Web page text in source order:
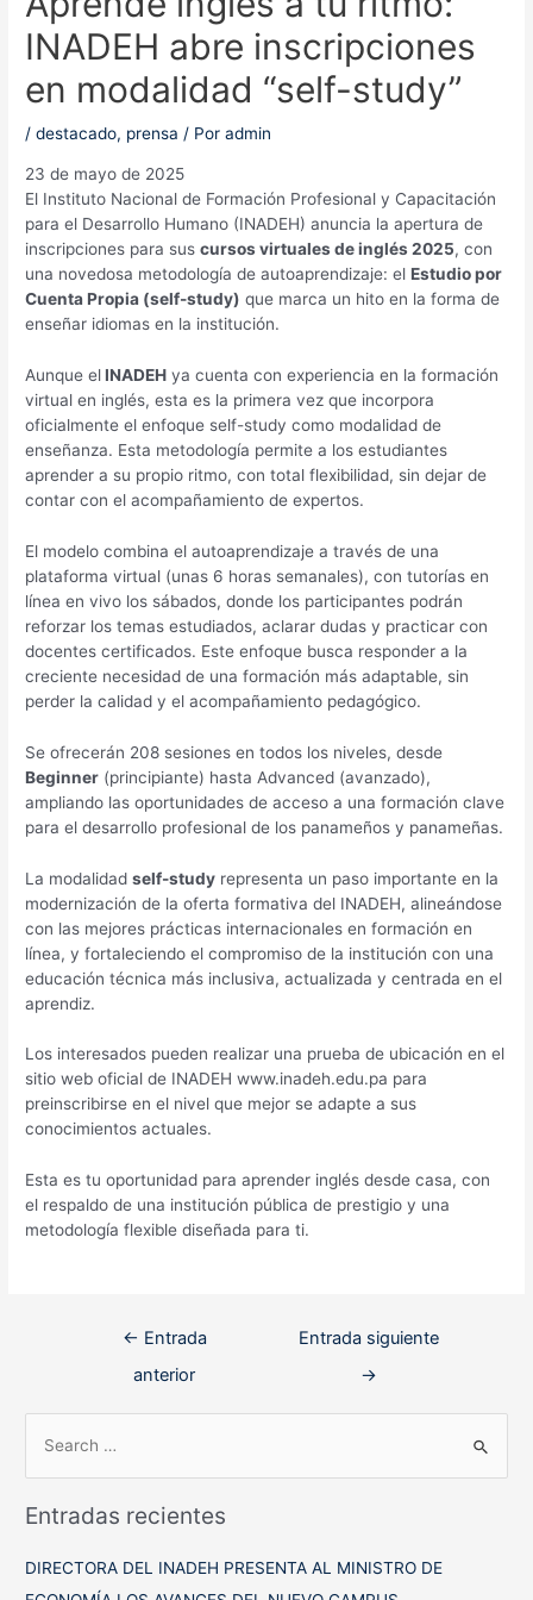
INADEH abre inscripciones
en modalidad “self-study”
/destacado, prensa / Poradmin
23 de mayo de 2025
El Instituto Nacional de Formación Profesional y Capacitación
para el Desarrollo Humano (INADEH) anuncia la apertura de
inscripciones para suscursos virtuales de inglés 2025, con
una novedosa metodología de autoaprendizaje: elEstudio por
Cuenta Propia (self-study) que marca un hito en la forma de
enseñar idiomas en la institución.
Aunque elINADEH ya cuenta con experiencia en la formación
virtual en inglés, esta es la primera vez que incorpora
oficialmente el enfoque self-study como modalidad de
enseñanza. Esta metodología permite a los estudiantes
aprender a su propio ritmo, con total flexibilidad, sin dejar de
contar con el acompañamiento de expertos.
El modelo combina el autoaprendizaje a través de una
plataforma virtual (unas 6 horas semanales), con tutorías en
línea en vivo los sábados, donde los participantes podrán
reforzar los temas estudiados, aclarar dudas y practicar con
docentes certificados. Este enfoque busca responder a la
creciente necesidad de una formación más adaptable, sin
perder la calidad y el acompañamiento pedagógico.
Se ofrecerán 208 sesiones en todos los niveles, desde
Beginner (principiante) hasta Advanced (avanzado),
ampliando las oportunidades de acceso a una formación clave
para el desarrollo profesional de los panameños y panameñas.
La modalidadself-study representa un paso importante en la
modernización de la oferta formativa del INADEH, alineándose
con las mejores prácticas internacionales en formación en
línea, y fortaleciendo el compromiso de la institución con una
educación técnica más inclusiva, actualizada y centrada en el
aprendiz.
Los interesados pueden realizar una prueba de ubicación en el
sitio web oficial de INADEH www.inadeh.edu.pa para
preinscribirse en el nivel que mejor se adapte a sus
conocimientos actuales.
Esta es tu oportunidad para aprender inglés desde casa, con
el respaldo de una institución pública de prestigio y una
metodología flexible diseñada para ti.
Navegación
← Entrada
anterior
Entrada siguiente
→
c
Entradas recientes
DIRECTORA DEL INADEH PRESENTA AL MINISTRO DE